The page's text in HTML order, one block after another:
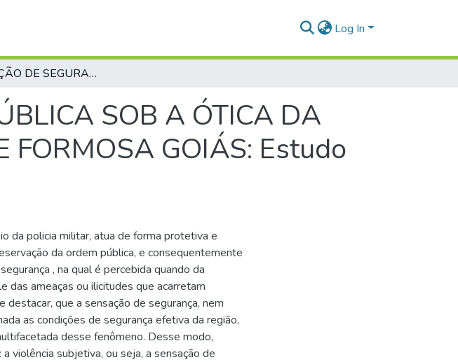
Log In
SENSAÇÃO DE SEGURANÇA PÚBLICA SOB A ÓTICA DA POPULAÇÃO DO MUNICÍPIO DE FORMOSA GOIÁS: Estudo de Caso no Bairro Formosinha
SOB A ÓTICA DA
FORMOSA GOIÁS: Estudo
da policia militar, atua de forma protetiva e
da ordem pública, e consequentemente
, na qual é percebida quando da
das ameaças ou ilicitudes que acarretam
destacar, que a sensação de segurança, nem
as condições de segurança efetiva da região,
desse fenômeno. Desse modo,
violência subjetiva, ou seja, a sensação de